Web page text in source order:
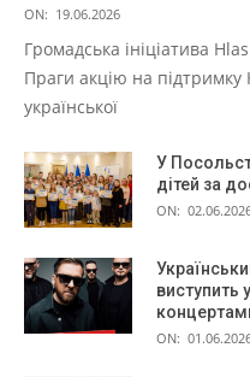
ON: 19.06.2026
Громадська ініціатива
Праги акцію на підтримку
української
У
дітей за
ON:
виступить
ON: